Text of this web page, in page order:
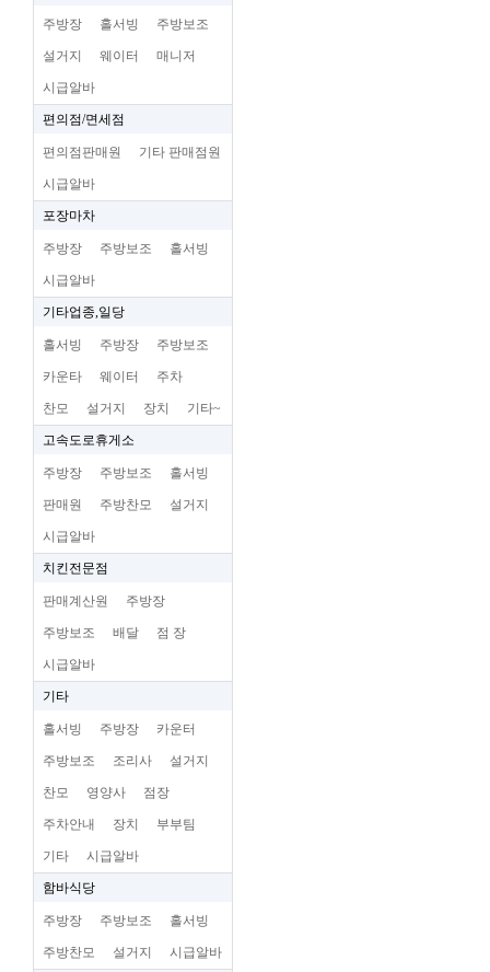
주방장 홀서빙 주방보조
설거지 웨이터 매니저
시급알바
편의점/면세점
편의점판매원 기타 판매점원
시급알바
포장마차
주방장 주방보조 홀서빙
시급알바
기타업종,일당
홀서빙 주방장 주방보조
카운타 웨이터 주차
찬모 설거지 장치 기타~
고속도로휴게소
주방장 주방보조 홀서빙
판매원 주방찬모 설거지
시급알바
치킨전문점
판매계산원 주방장
주방보조 배달 점 장
시급알바
기타
홀서빙 주방장 카운터
주방보조 조리사 설거지
찬모 영양사 점장
주차안내 장치 부부팀
기타 시급알바
함바식당
주방장 주방보조 홀서빙
주방찬모 설거지 시급알바